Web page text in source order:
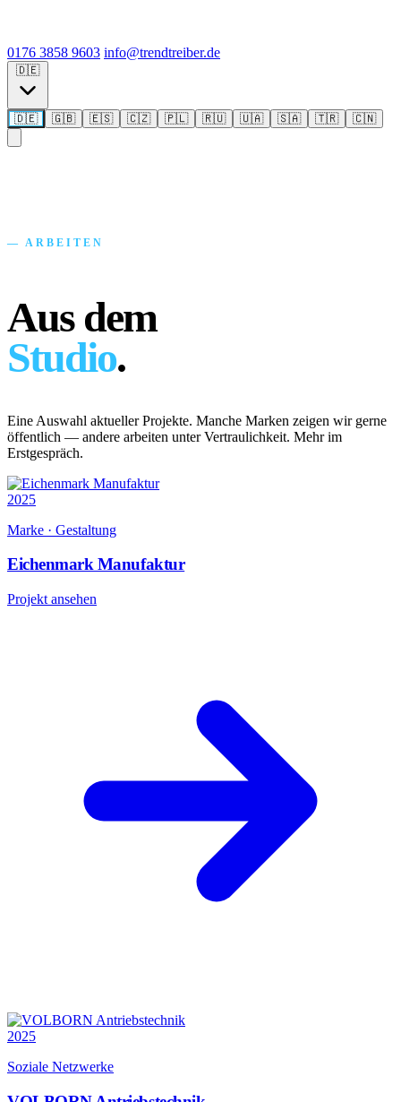
0176 3858 9603 info@trendtreiber.de
🇩🇪
🇩🇪 🇬🇧 🇪🇸 🇨🇿 🇵🇱 🇷🇺 🇺🇦 🇸🇦 🇹🇷 🇨🇳
— ARBEITEN
Aus dem
Studio.
Eine Auswahl aktueller Projekte. Manche Marken zeigen wir gerne
öffentlich — andere arbeiten unter Vertraulichkeit. Mehr im
Erstgespräch.
2025
Marke · Gestaltung
Eichenmark Manufaktur
Projekt ansehen
2025
Soziale Netzwerke